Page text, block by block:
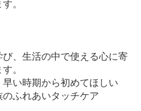
。
、生活の中で使える心に寄
。
い時期から初めてほしい
ふれあいタッチケア